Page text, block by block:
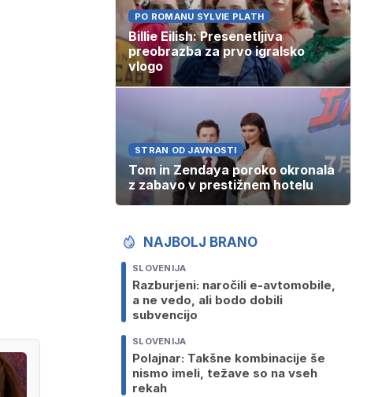
PO ROMANU SYLVIE PLATH
Billie Eilish: Presenetljiva
preobrazba za prvo igralsko
vlogo
STRAN OD JAVNOSTI
Tom in Zendaya poroko okronala
z zabavo v prestižnem hotelu
NAJBOLJ BRANO
SLOVENIJA
Razburjeni: naročili e-avtomobile,
a ne vedo, ali bodo dobili
subvencijo
SLOVENIJA
Polajnar: Takšne kombinacije še
nismo imeli, težave so na vseh
rekah